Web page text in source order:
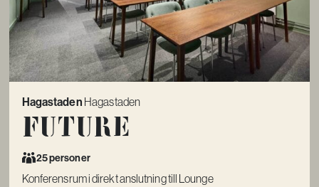
Hagastaden Hagastaden
Future
25 personer
Konferensrum i direkt anslutning till Lounge